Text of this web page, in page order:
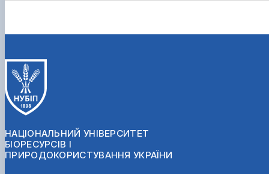
НАЦІОНАЛЬНИЙ УНІВЕРСИТЕТ
БІОРЕСУРСІВ І
ПРИРОДОКОРИСТУВАННЯ УКРАЇНИ